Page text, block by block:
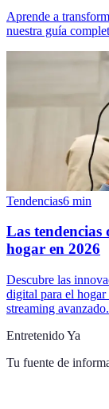
Aprende a
nuestra guía
Tendencias6 min
Las
hogar en 2026
Descubre las
digital para el hogar
streaming avanzado.
Entretenido Ya
Tu fuente de